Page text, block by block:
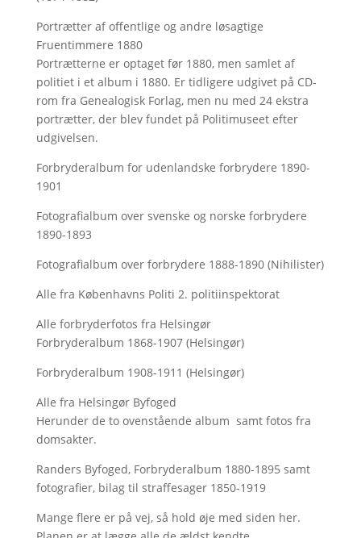
Portrætter af offentlige og andre løsagtige
Fruentimmere 1880
Portrætterne er optaget før 1880, men samlet af
politiet i et album i 1880. Er tidligere udgivet på CD-
rom fra Genealogisk Forlag, men nu med 24 ekstra
portrætter, der blev fundet på Politimuseet efter
udgivelsen.
Forbryderalbum for udenlandske forbrydere 1890-
1901
Fotografialbum over svenske og norske forbrydere
1890-1893
Fotografialbum over forbrydere 1888-1890 (Nihilister)
Alle fra Københavns Politi 2. politiinspektorat
Alle forbryderfotos fra Helsingør
Forbryderalbum 1868-1907 (Helsingør)
Forbryderalbum 1908-1911 (Helsingør)
Alle fra Helsingør Byfoged
Herunder de to ovenstående album samt fotos fra
domsakter.
Randers Byfoged, Forbryderalbum 1880-1895 samt
fotografier, bilag til straffesager 1850-1919
Mange flere er på vej, så hold øje med siden her.